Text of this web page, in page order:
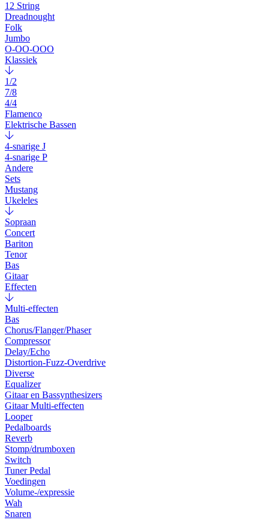
12 String
Dreadnought
Folk
Jumbo
O-OO-OOO
Klassiek
1/2
7/8
4/4
Flamenco
Elektrische Bassen
4-snarige J
4-snarige P
Andere
Sets
Mustang
Ukeleles
Sopraan
Concert
Bariton
Tenor
Bas
Gitaar
Effecten
Multi-effecten
Bas
Chorus/Flanger/Phaser
Compressor
Delay/Echo
Distortion-Fuzz-Overdrive
Diverse
Equalizer
Gitaar en Bassynthesizers
Gitaar Multi-effecten
Looper
Pedalboards
Reverb
Stomp/drumboxen
Switch
Tuner Pedal
Voedingen
Volume-/expressie
Wah
Snaren